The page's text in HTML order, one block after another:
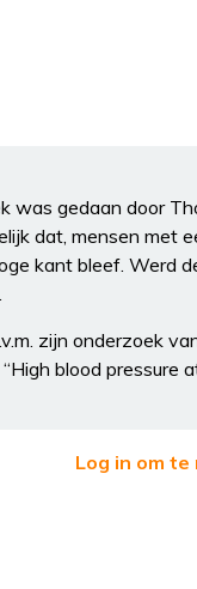
was gedaan door
dat, mensen met
kant bleef. Werd
zijn onderzoek
blood pressure
Log in om